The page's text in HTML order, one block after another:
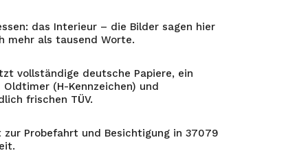
das Interieur – die Bilder sagen hier
mehr als tausend Worte.
vollständige deutsche Papiere, ein
(H-Kennzeichen) und
frischen TÜV.
zur Probefahrt und Besichtigung in 37079